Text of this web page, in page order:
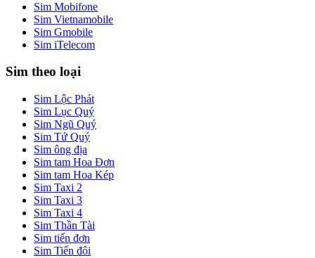
Sim Mobifone
Sim Vietnamobile
Sim Gmobile
Sim iTelecom
Sim theo loại
Sim Lộc Phát
Sim Lục Quý
Sim Ngũ Quý
Sim Tứ Quý
Sim ông địa
Sim tam Hoa Đơn
Sim tam Hoa Kép
Sim Taxi 2
Sim Taxi 3
Sim Taxi 4
Sim Thần Tài
Sim tiến đơn
Sim Tiến đôi